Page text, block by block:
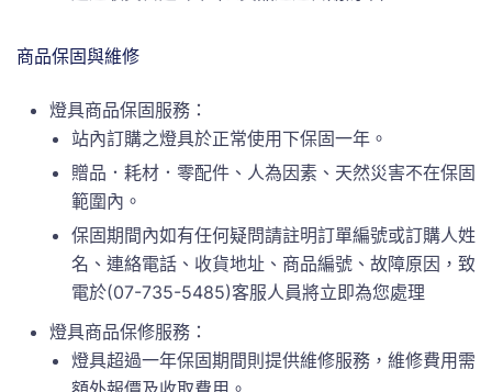
商品保固與維修
燈具商品保固服務：
站內訂購之燈具於正常使用下保固一年。
贈品．耗材．零配件、人為因素、天然災害不在保固
範圍內。
保固期間內如有任何疑問請註明訂單編號或訂購人姓
名、連絡電話、收貨地址、商品編號、故障原因，致
電於(07-735-5485)客服人員將立即為您處理
燈具商品保修服務：
燈具超過一年保固期間則提供維修服務，維修費用需